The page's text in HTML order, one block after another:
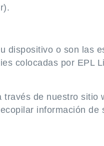
dispositivo o son las
colocadas por EPL
de nuestro sitio
información de